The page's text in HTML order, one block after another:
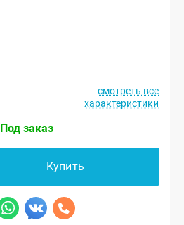
смотреть все
характеристики
Под заказ
Купить